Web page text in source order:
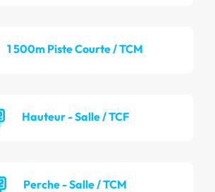
1 500m Piste Courte / TCM
Hauteur - Salle / TCF
Perche - Salle / TCM